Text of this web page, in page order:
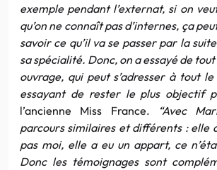
exemple pendant l’externat, si on
qu’on ne connaît pas d’internes, ça
savoir ce qu’il va se passer par la
sa spécialité. Donc, on a essayé de
ouvrage, qui peut s’adresser à tout
essayant de rester le plus objectif
l’ancienne Miss France.
“Avec
parcours similaires et différents : elle
pas moi, elle a eu un appart, ce
Donc les témoignages sont